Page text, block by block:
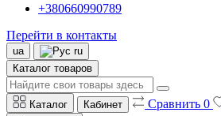
+380660990789
Перейти в контакты
ua
ru
Каталог товаров
Каталог Кабинет Сравнить 0